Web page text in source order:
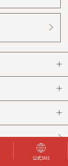
公式SNS